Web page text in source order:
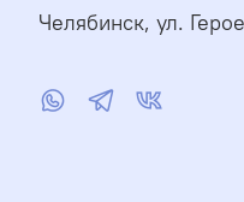
Челябинск, ул.